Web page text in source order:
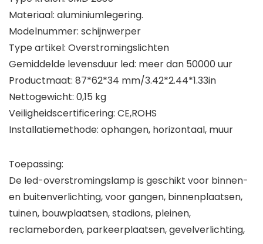
Materiaal: aluminiumlegering.
Modelnummer: schijnwerper
Type artikel: Overstromingslichten
Gemiddelde levensduur led: meer dan 50000 uur
Productmaat: 87*62*34 mm/3.42*2.44*1.33in
Nettogewicht: 0,15 kg
Veiligheidscertificering: CE,ROHS
Installatiemethode: ophangen, horizontaal, muur
Toepassing:
De led-overstromingslamp is geschikt voor binnen-
en buitenverlichting, voor gangen, binnenplaatsen,
tuinen, bouwplaatsen, stadions, pleinen,
reclameborden, parkeerplaatsen, gevelverlichting,